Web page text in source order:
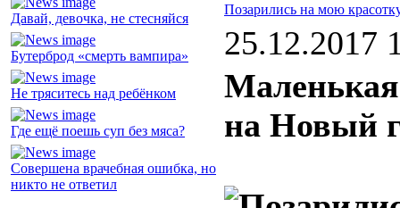
Давай, девочка, не стесняйся
Бутерброд «смерть вампира»
Не тряситесь над ребёнком
Где ещё поешь суп без мяса?
Совершена врачебная ошибка, но
никто не ответил
Позарились на мою
25.12.2017
Маленькая
на Новый